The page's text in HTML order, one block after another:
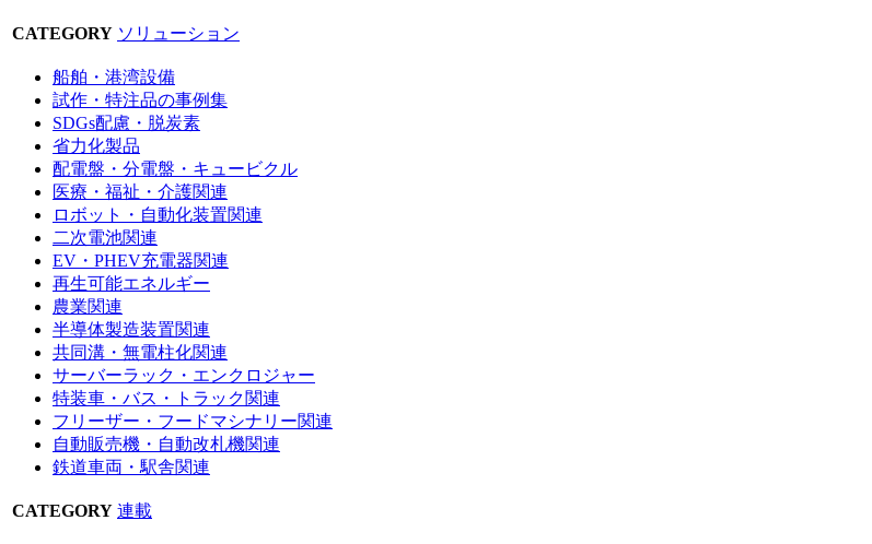
CATEGORY ソリューション
船舶・港湾設備
試作・特注品の事例集
SDGs配慮・脱炭素
省力化製品
配電盤・分電盤・キュービクル
医療・福祉・介護関連
ロボット・自動化装置関連
二次電池関連
EV・PHEV充電器関連
再生可能エネルギー
農業関連
半導体製造装置関連
共同溝・無電柱化関連
サーバーラック・エンクロジャー
特装車・バス・トラック関連
フリーザー・フードマシナリー関連
自動販売機・自動改札機関連
鉄道車両・駅舎関連
CATEGORY 連載